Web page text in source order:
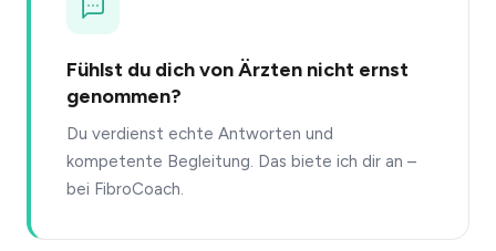
Fühlst du dich von Ärzten nicht ernst
genommen?
Du verdienst echte Antworten und
kompetente Begleitung. Das biete ich dir an –
bei FibroCoach.